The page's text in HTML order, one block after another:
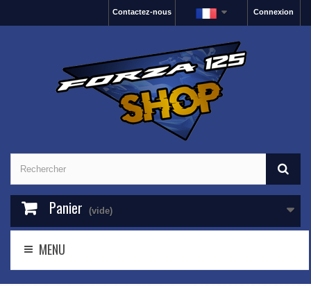
Connexion
Contactez-nous
Panier (vide)
MENU